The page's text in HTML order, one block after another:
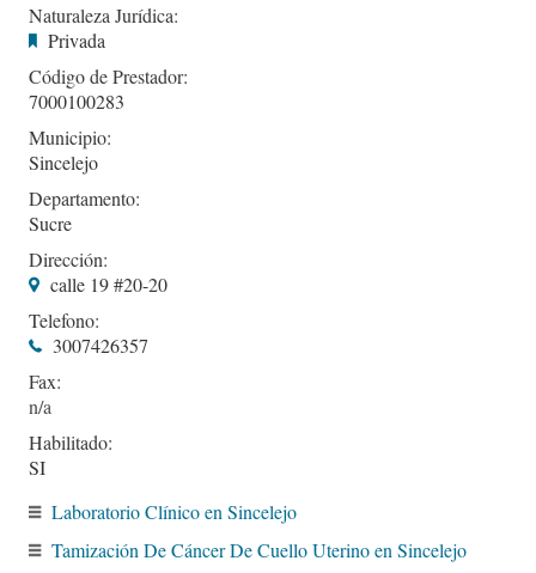
Naturaleza Jurídica:
Privada
Código de Prestador:
7000100283
Municipio:
Sincelejo
Departamento:
Sucre
Dirección:
calle 19 #20-20
Telefono:
3007426357
Fax:
Habilitado:
SI
Laboratorio Clínico en Sincelejo
Tamización De Cáncer De Cuello Uterino en Sincelejo